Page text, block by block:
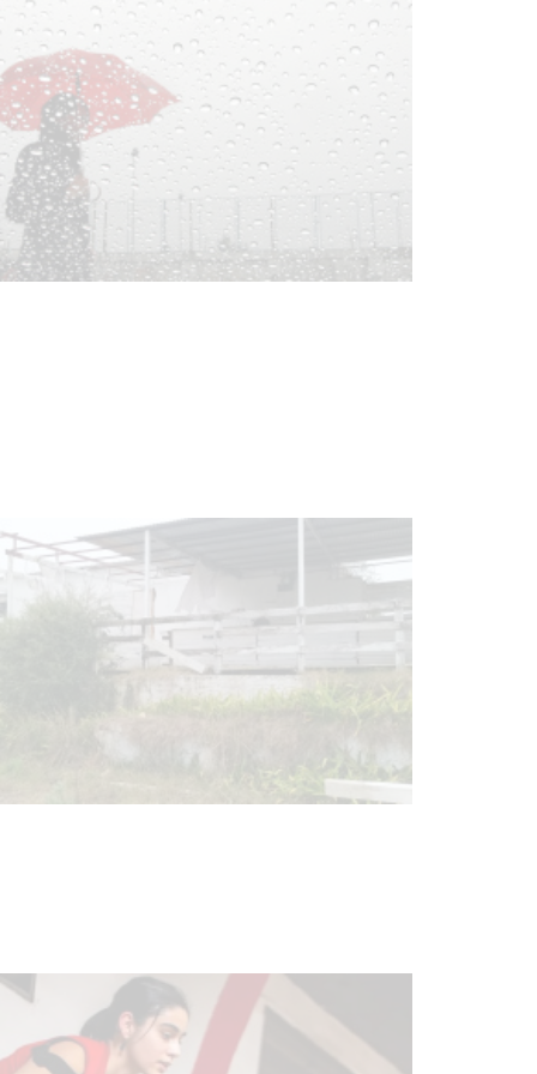
Clases de Muai Thai en Complejo
03-08-2026
Actualización sobre la agenda de
vacunación contra el
meningococo
03-08-2026
NOTICIAS